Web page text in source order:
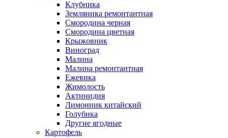
Клубника
Земляника ремонтантная
Смородина черная
Смородина цветная
Крыжовник
Виноград
Малина
Малина ремонтантная
Ежевика
Жимолость
Актинидия
Лимонник китайский
Голубика
Другие ягодные
Картофель